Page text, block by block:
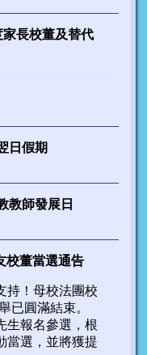
家長校董及替代
日假期
教師發展日
校董當選通告
持！母校法團校
已圓滿結束。
生報名參選，根
當選，並將獲提